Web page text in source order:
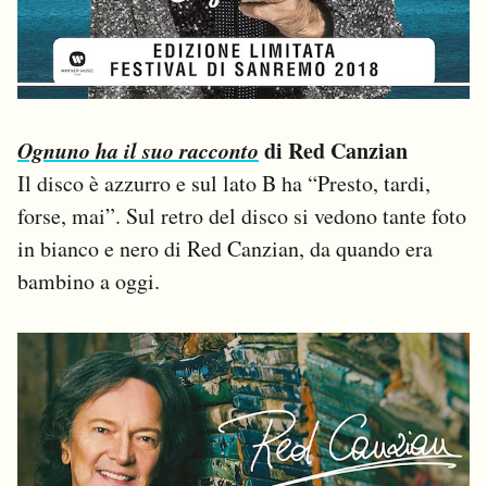
Ognuno ha il suo racconto di Red Canzian
Il disco è azzurro e sul lato B ha “Presto, tardi,
forse, mai”. Sul retro del disco si vedono tante foto
in bianco e nero di Red Canzian, da quando era
bambino a oggi.